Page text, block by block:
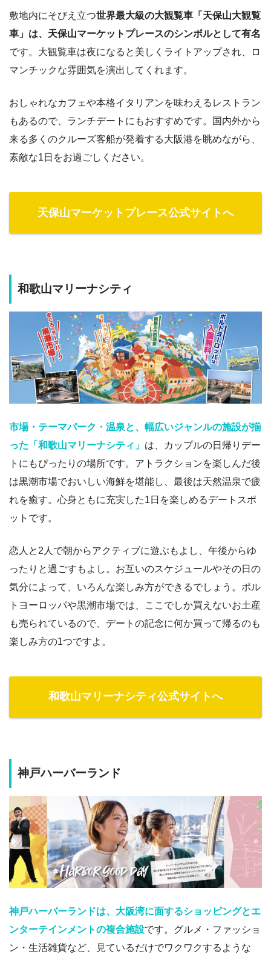
敷地内にそびえ立つ世界最大級の大観覧車「天保山大観覧
車」は、天保山マーケットプレースのシンボルとして有名
です。大観覧車は夜になると美しくライトアップされ、ロ
マンチックな雰囲気を演出してくれます。
おしゃれなカフェや本格イタリアンを味わえるレストラン
もあるので、ランチデートにもおすすめです。国内外から
来る多くのクルーズ客船が発着する大阪港を眺めながら、
素敵な1日をお過ごしください。
天保山マーケットプレース公式サイトへ
和歌山マリーナシティ
市場・テーマパーク・温泉と、幅広いジャンルの施設が揃
った「和歌山マリーナシティ」 は、カップルの日帰りデー
トにもぴったりの場所です。アトラクションを楽しんだ後
は黒潮市場でおいしい海鮮を堪能し、最後は天然温泉で疲
れを癒す。心身ともに充実した1日を楽しめるデートスポ
ットです。
恋人と2人で朝からアクティブに遊ぶもよし、午後からゆ
ったりと過ごすもよし。お互いのスケジュールやその日の
気分によって、いろんな楽しみ方ができるでしょう。ポル
トヨーロッパや黒潮市場では、ここでしか買えないお土産
も売られているので、デートの記念に何か買って帰るのも
楽しみ方の1つですよ。
和歌山マリーナシティ公式サイトへ
神戸ハーバーランド
神戸ハーバーランドは、大阪湾に面するショッピングとエ
ンターテインメントの複合施設です。グルメ・ファッショ
ン・生活雑貨など、見ているだけでワクワクするような